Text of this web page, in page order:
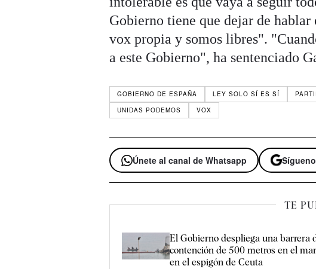
Gobierno tiene que dejar de
vox propia y somos libres".
a este Gobierno", ha sentenciado
GOBIERNO DE ESPAÑA LEY SOLO SÍ ES SÍ
UNIDAS PODEMOS
VOX
Únete al canal de Whatsapp
TE
El Gobierno despliega una barrera
contención de 500 metros en el mar
en el espigón de Ceuta